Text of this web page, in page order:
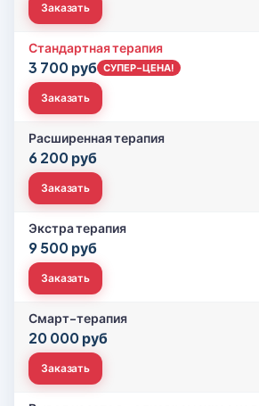
Заказать
Стандартная терапия
3 700 руб СУПЕР-ЦЕНА!
Заказать
Расширенная терапия
6 200 руб
Заказать
Экстра терапия
9 500 руб
Заказать
Смарт-терапия
20 000 руб
Заказать